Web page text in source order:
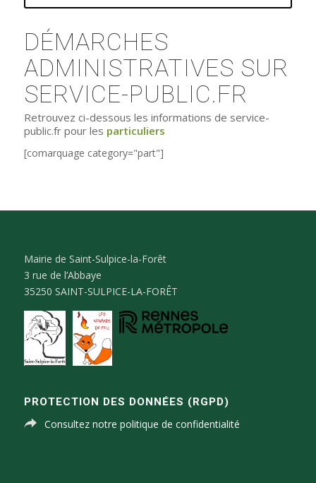
DÉMARCHES
ADMINISTRATIVES SUR
SERVICE-PUBLIC.FR
Retrouvez ci-dessous les informations de service-
public.fr pour les particuliers
[comarquage category="part"]
Mairie de Saint-Sulpice-la-Forêt
3 rue de l’Abbaye
35250 SAINT-SULPICE-LA-FORÊT
PROTECTION DES DONNÉES (RGPD)
Consultez notre politique de confidentialité